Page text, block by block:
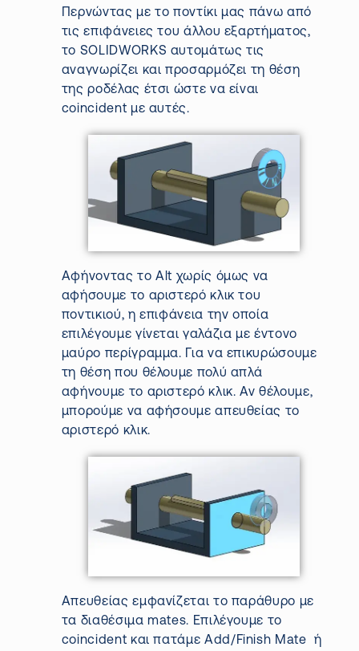
Περνώντας με το ποντίκι μας πάνω από
τις επιφάνειες του άλλου εξαρτήματος,
το SOLIDWORKS αυτομάτως τις
αναγνωρίζει και προσαρμόζει τη θέση
της ροδέλας έτσι ώστε να είναι
coincident με αυτές.
Αφήνοντας τοAlt χωρίς όμως να
αφήσουμε το αριστερό κλικ του
ποντικιού, η επιφάνεια την οποία
επιλέγουμε γίνεται γαλάζια με έντονο
μαύρο περίγραμμα. Για να επικυρώσουμε
τη θέση που θέλουμε πολύ απλά
αφήνουμε το αριστερό κλικ. Αν θέλουμε,
μπορούμε να αφήσουμε απευθείας το
αριστερό κλικ.
Απευθείας εμφανίζεται το παράθυρο με
τα διαθέσιμαmates. Επιλέγουμε το
coincident και πατάμε Add /Finish Mate
ή